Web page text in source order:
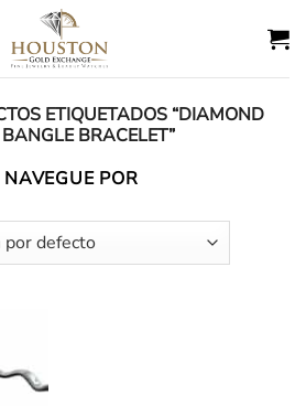
ETIQUETADOS “DIAMOND
BRACELET”
NAVEGUE POR